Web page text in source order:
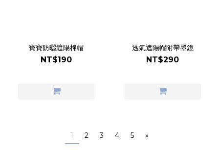
寶寶防曬遮陽棉帽
NT$190
透氣遮陽帽附帶墨鏡
NT$290
1 2 3 4 5 »